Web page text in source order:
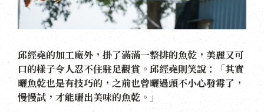
邱經堯的加工廠外，掛了滿滿一整排的魚乾，美麗又可
口的樣子令人忍不住駐足觀賞。邱經堯則笑說：「其實
曬魚乾也是有技巧的，之前也曾曬過頭不小心發霉了，
慢慢試，才能曬出美味的魚乾。」